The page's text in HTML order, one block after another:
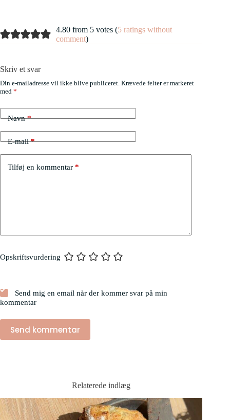
4.80 from 5 votes (5 ratings without
comment)
Skriv et svar
Din e-mailadresse vil ikke blive publiceret. Krævede felter er markeret
med *
Navn*
E-mail*
Tilføj en kommentar *
Opskriftsvurdering
Send mig en email når der kommer svar på min
kommentar
Send kommentar
Relaterede indlæg